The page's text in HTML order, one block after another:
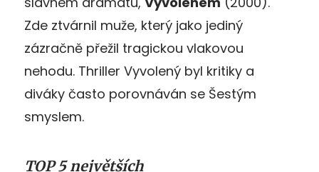
Zde ztvárnil muže, který jako jediný
zázračně přežil tragickou vlakovou
nehodu. Thriller Vyvolený byl kritiky a
diváky často porovnáván se Šestým
smyslem.
TOP 5 největších